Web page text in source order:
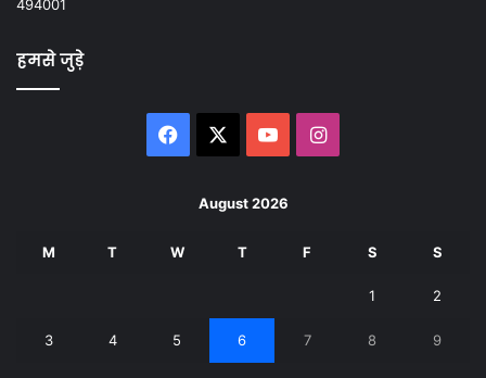
494001
हमसे जुड़े
Facebook YouTubeInstagram
August 2026
M T W T F S S
1 2
3 4 5 6 7 8 9